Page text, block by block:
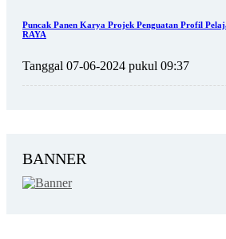
Puncak Panen Karya Projek Penguatan Profil
RAYA
Tanggal 07-06-2024 pukul 09:37
BANNER